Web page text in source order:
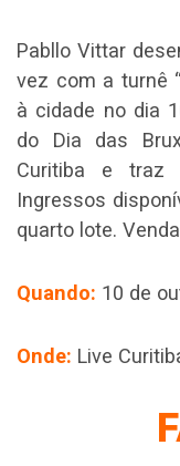
Pabllo Vittar
vez com a turnê
à cidade no dia
do Dia das
Curitiba e traz
Ingressos
quarto lote.
Quando: 10 de
Onde: Live